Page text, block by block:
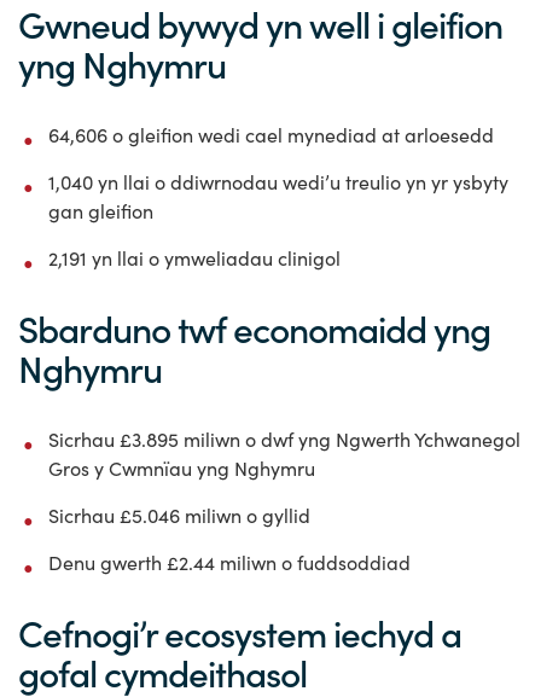
Gwneud bywyd yn well i gleifion
yng Nghymru
64,606 o gleifion wedi cael mynediad at arloesedd
1,040 yn llai o ddiwrnodau wedi’u treulio yn yr ysbyty
gan gleifion
2,191 yn llai o ymweliadau clinigol
Sbarduno twf economaidd yng
Nghymru
Sicrhau £3.895 miliwn o dwf yng Ngwerth Ychwanegol
Gros y Cwmnïau yng Nghymru
Sicrhau £5.046 miliwn o gyllid
Denu gwerth £2.44 miliwn o fuddsoddiad
Cefnogi’r ecosystem iechyd a
gofal cymdeithasol